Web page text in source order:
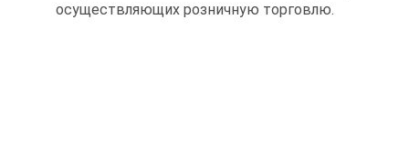
осуществляющих розничную торговлю.